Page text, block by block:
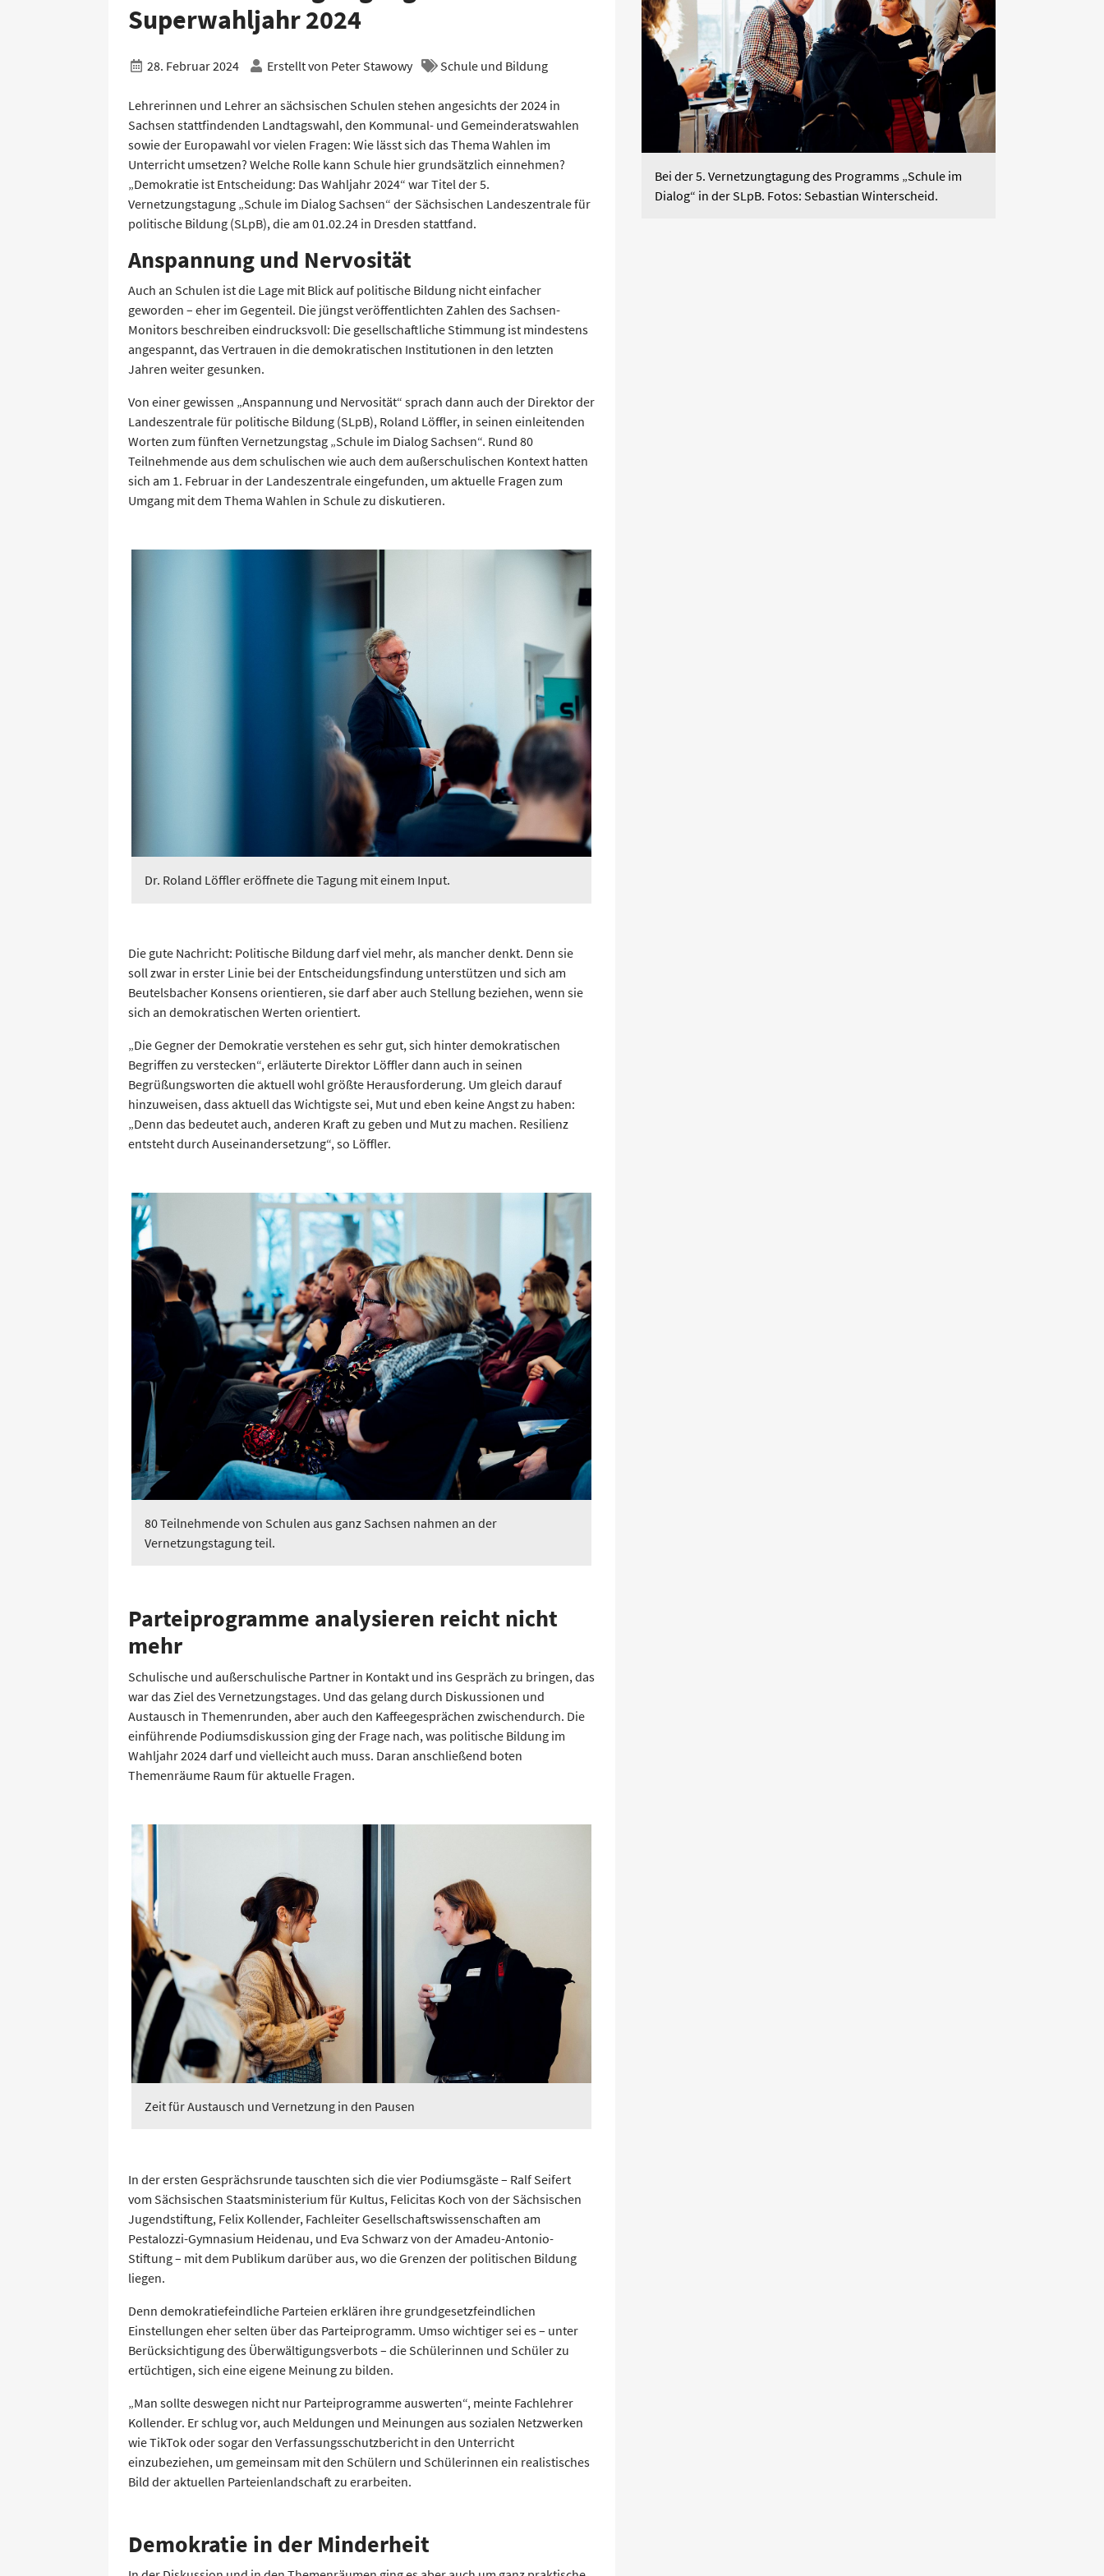
Superwahljahr 2024
28. Februar 2024 Erstellt von Peter Stawowy Schule und Bildung
Lehrerinnen und Lehrer an sächsischen Schulen stehen angesichts der 2024 in
Sachsen stattfindenden Landtagswahl, den Kommunal- und Gemeinderatswahlen
sowie der Europawahl vor vielen Fragen: Wie lässt sich das Thema Wahlen im
Unterricht umsetzen? Welche Rolle kann Schule hier grundsätzlich einnehmen?
„Demokratie ist Entscheidung: Das Wahljahr 2024“ war Titel der 5.
Vernetzungstagung „Schule im Dialog Sachsen“ der Sächsischen Landeszentrale für
politische Bildung (SLpB), die am 01.02.24 in Dresden stattfand.
Anspannung und Nervosität
Auch an Schulen ist die Lage mit Blick auf politische Bildung nicht einfacher
geworden – eher im Gegenteil. Die jüngst veröffentlichten Zahlen des Sachsen-
Monitors beschreiben eindrucksvoll: Die gesellschaftliche Stimmung ist mindestens
angespannt, das Vertrauen in die demokratischen Institutionen in den letzten
Jahren weiter gesunken.
Von einer gewissen „Anspannung und Nervosität“ sprach dann auch der Direktor der
Landeszentrale für politische Bildung (SLpB), Roland Löffler, in seinen einleitenden
Worten zum fünften Vernetzungstag „Schule im Dialog Sachsen“. Rund 80
Teilnehmende aus dem schulischen wie auch dem außerschulischen Kontext hatten
sich am 1. Februar in der Landeszentrale eingefunden, um aktuelle Fragen zum
Umgang mit dem Thema Wahlen in Schule zu diskutieren.
Dr. Roland Löffler eröffnete die Tagung mit einem Input.
Die gute Nachricht: Politische Bildung darf viel mehr, als mancher denkt. Denn sie
soll zwar in erster Linie bei der Entscheidungsfindung unterstützen und sich am
Beutelsbacher Konsens orientieren, sie darf aber auch Stellung beziehen, wenn sie
sich an demokratischen Werten orientiert.
„Die Gegner der Demokratie verstehen es sehr gut, sich hinter demokratischen
Begriffen zu verstecken“, erläuterte Direktor Löffler dann auch in seinen
Begrüßungsworten die aktuell wohl größte Herausforderung. Um gleich darauf
hinzuweisen, dass aktuell das Wichtigste sei, Mut und eben keine Angst zu haben:
„Denn das bedeutet auch, anderen Kraft zu geben und Mut zu machen. Resilienz
entsteht durch Auseinandersetzung“, so Löffler.
80 Teilnehmende von Schulen aus ganz Sachsen nahmen an der
Vernetzungstagung teil.
Parteiprogramme analysieren reicht nicht
mehr
Schulische und außerschulische Partner in Kontakt und ins Gespräch zu bringen, das
war das Ziel des Vernetzungstages. Und das gelang durch Diskussionen und
Austausch in Themenrunden, aber auch den Kaffeegesprächen zwischendurch. Die
einführende Podiumsdiskussion ging der Frage nach, was politische Bildung im
Wahljahr 2024 darf und vielleicht auch muss. Daran anschließend boten
Themenräume Raum für aktuelle Fragen.
Zeit für Austausch und Vernetzung in den Pausen
In der ersten Gesprächsrunde tauschten sich die vier Podiumsgäste – Ralf Seifert
vom Sächsischen Staatsministerium für Kultus, Felicitas Koch von der Sächsischen
Jugendstiftung, Felix Kollender, Fachleiter Gesellschaftswissenschaften am
Pestalozzi-Gymnasium Heidenau, und Eva Schwarz von der Amadeu-Antonio-
Stiftung – mit dem Publikum darüber aus, wo die Grenzen der politischen Bildung
liegen.
Denn demokratiefeindliche Parteien erklären ihre grundgesetzfeindlichen
Einstellungen eher selten über das Parteiprogramm. Umso wichtiger sei es – unter
Berücksichtigung des Überwältigungsverbots – die Schülerinnen und Schüler zu
ertüchtigen, sich eine eigene Meinung zu bilden.
„Man sollte deswegen nicht nur Parteiprogramme auswerten“, meinte Fachlehrer
Kollender. Er schlug vor, auch Meldungen und Meinungen aus sozialen Netzwerken
wie TikTok oder sogar den Verfassungsschutzbericht in den Unterricht
einzubeziehen, um gemeinsam mit den Schülern und Schülerinnen ein realistisches
Bild der aktuellen Parteienlandschaft zu erarbeiten.
Demokratie in der Minderheit
Bei der 5. Vernetzungtagung des Programms „Schule im
Dialog“ in der SLpB. Fotos: Sebastian Winterscheid.